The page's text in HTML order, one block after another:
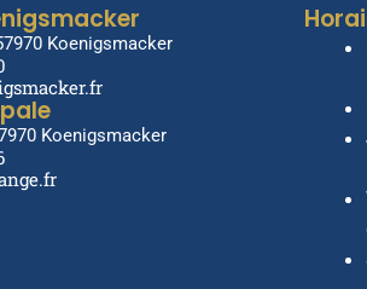
Koenigsmacker
Koenigsmacker